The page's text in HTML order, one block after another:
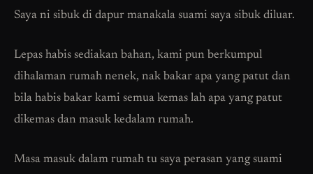
Saya ni sibuk di dapur manakala suami saya sibuk diluar.
Lepas habis sediakan bahan, kami pun berkumpul
dihalaman rumah nenek, nak bakar apa yang patut dan
bila habis bakar kami semua kemas lah apa yang patut
dikemas dan masuk kedalam rumah.
Masa masuk dalam rumah tu saya perasan yang suami